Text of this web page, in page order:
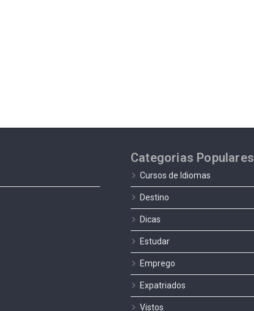
Categorias Populares
Cursos de Idiomas
Destino
Dicas
Estudar
Emprego
Expatriados
Vistos